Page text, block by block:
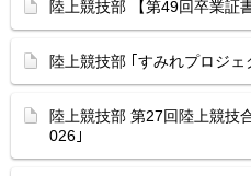
陸上競技部 【第49回卒業証
陸上競技部 ｢すみれプロジ
陸上競技部 第27回陸上競技
026｣